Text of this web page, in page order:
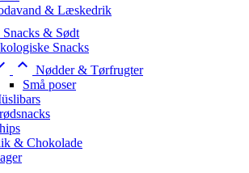
& Læskedrik
Snacks & Sødt
Snacks
 Nødder & Tørfrugter
Små poser
& Chokolade